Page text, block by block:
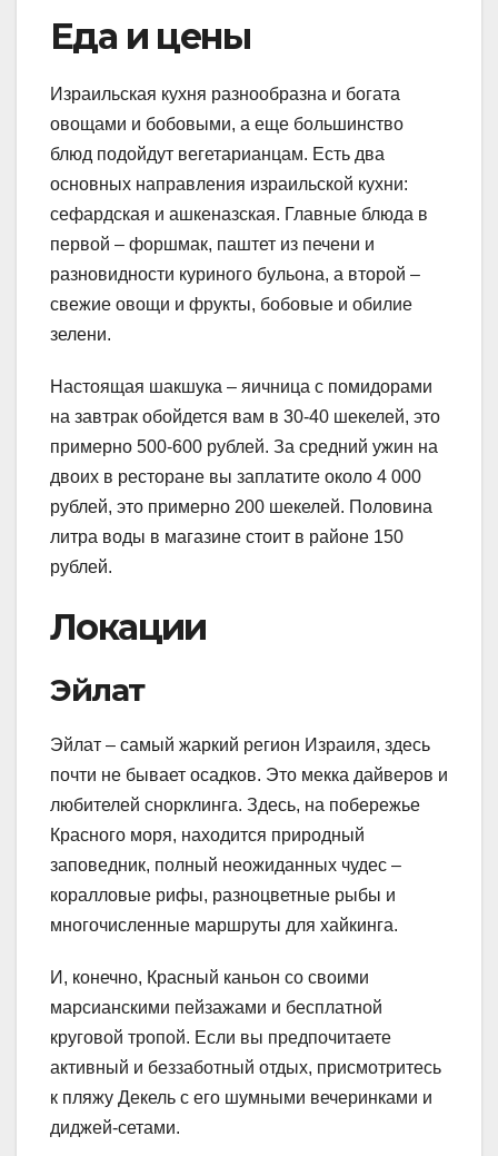
Еда и цены
Израильская кухня разнообразна и богата
овощами и бобовыми, а еще большинство
блюд подойдут вегетарианцам. Есть два
основных направления израильской кухни:
сефардская и ашкеназская. Главные блюда в
первой – форшмак, паштет из печени и
разновидности куриного бульона, а второй –
свежие овощи и фрукты, бобовые и обилие
зелени.
Настоящая шакшука – яичница с помидорами
на завтрак обойдется вам в 30-40 шекелей, это
примерно 500-600 рублей. За средний ужин на
двоих в ресторане вы заплатите около 4 000
рублей, это примерно 200 шекелей. Половина
литра воды в магазине стоит в районе 150
рублей.
Локации
Эйлат
Эйлат – самый жаркий регион Израиля, здесь
почти не бывает осадков. Это мекка дайверов и
любителей снорклинга. Здесь, на побережье
Красного моря, находится природный
заповедник, полный неожиданных чудес –
коралловые рифы, разноцветные рыбы и
многочисленные маршруты для хайкинга.
И, конечно, Красный каньон со своими
марсианскими пейзажами и бесплатной
круговой тропой. Если вы предпочитаете
активный и беззаботный отдых, присмотритесь
к пляжу Декель с его шумными вечеринками и
диджей-сетами.